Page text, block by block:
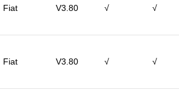
Fiat V3.80 √ √
Fiat V3.80 √ √